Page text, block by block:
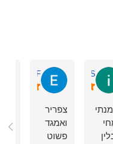
ilana S.
Eden F.
צפריר
ואמגד
פשוט